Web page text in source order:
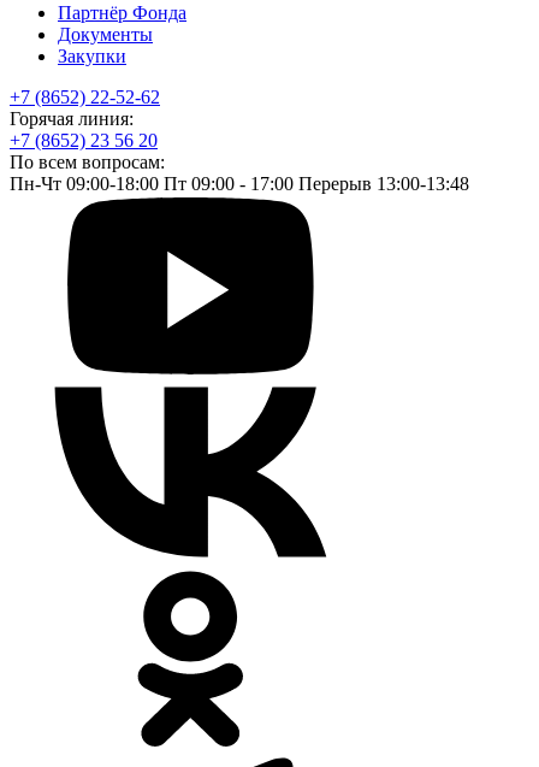
Партнёр Фонда
Документы
Закупки
+7 (8652) 22-52-62
Горячая линия:
+7 (8652) 23 56 20
По всем вопросам:
Пн-Чт 09:00-18:00 Пт 09:00 - 17:00 Перерыв 13:00-13:48